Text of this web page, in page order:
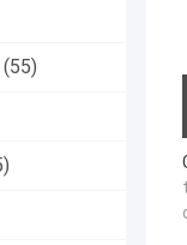
(55)